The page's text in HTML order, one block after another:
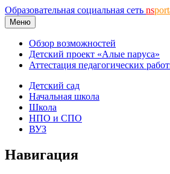
Образовательная социальная сеть ns
Меню
Обзор возможностей
Детский проект «Алые паруса»
Аттестация педагогических
Детский сад
Начальная школа
Школа
НПО и СПО
ВУЗ
Навигация